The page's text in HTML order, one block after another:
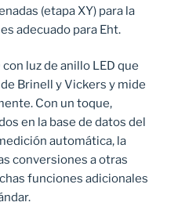
(etapa XY) para la
adecuado para Eht.
luz de anillo LED que
Brinell y Vickers y mide
Con un toque,
en la base de datos del
automática, la
conversiones a otras
funciones adicionales